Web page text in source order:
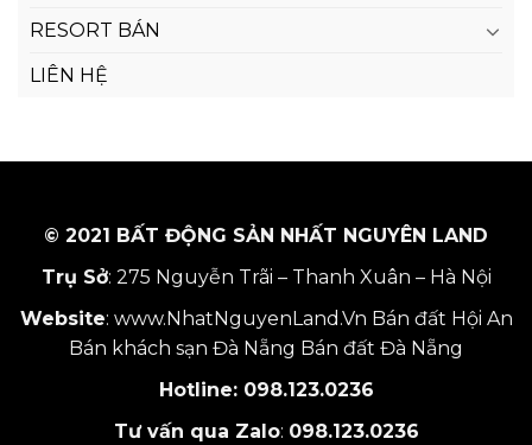
RESORT BÁN
LIÊN HỆ
© 2021 BẤT ĐỘNG SẢN NHẤT NGUYÊN LAND
Trụ Sở: 275 Nguyễn Trãi – Thanh Xuân – Hà Nội
Website: www.NhatNguyenLand.Vn Bán đất Hội An
Bán khách sạn Đà Nẵng Bán đất Đà Nẵng
Hotline: 098.123.0236
Tư vấn qua Zalo: 098.123.0236